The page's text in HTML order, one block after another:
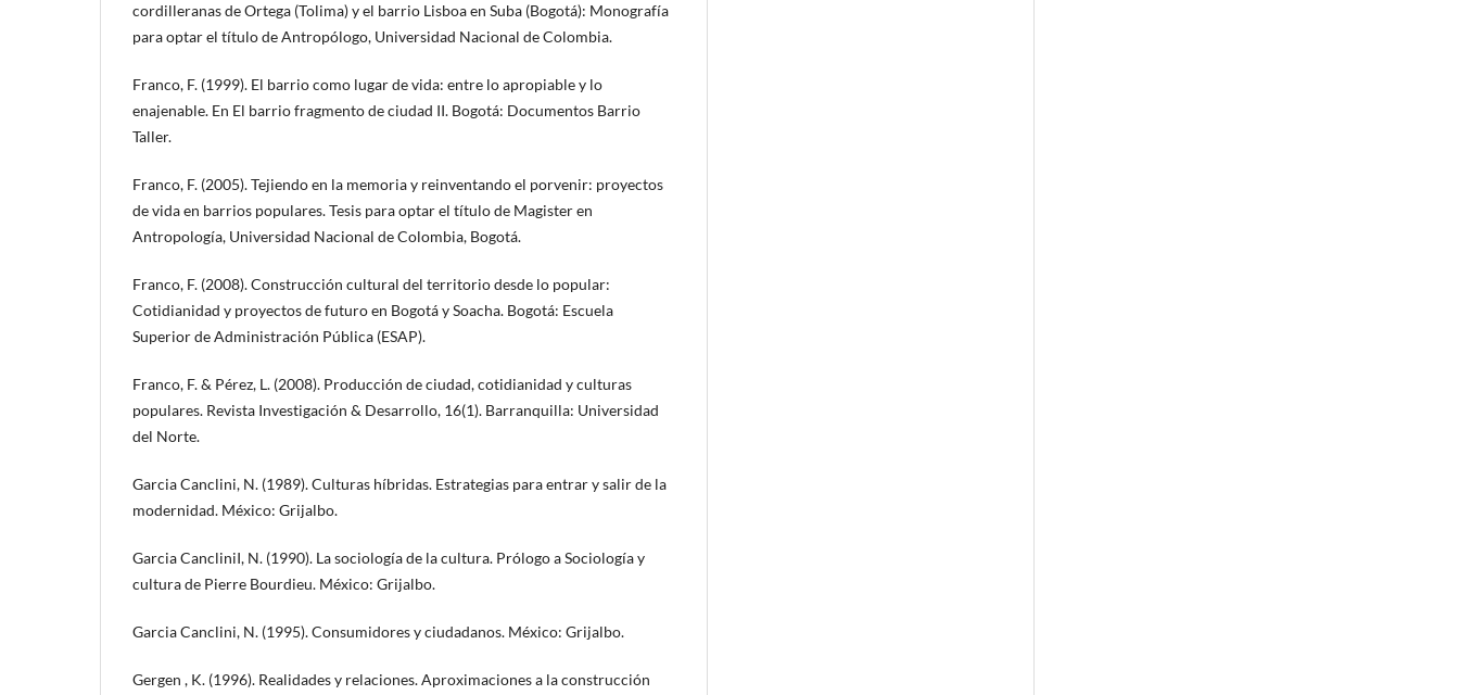
cordilleranas de Ortega (Tolima) y el barrio Lisboa en Suba (Bogotá): Monografía
para optar el título de Antropólogo, Universidad Nacional de Colombia.
Franco, F. (1999). El barrio como lugar de vida: entre lo apropiable y lo
enajenable. En El barrio fragmento de ciudad II. Bogotá: Documentos Barrio
Taller.
Franco, F. (2005). Tejiendo en la memoria y reinventando el porvenir: proyectos
de vida en barrios populares. Tesis para optar el título de Magister en
Antropología, Universidad Nacional de Colombia, Bogotá.
Franco, F. (2008). Construcción cultural del territorio desde lo popular:
Cotidianidad y proyectos de futuro en Bogotá y Soacha. Bogotá: Escuela
Superior de Administración Pública (ESAP).
Franco, F. & Pérez, L. (2008). Producción de ciudad, cotidianidad y culturas
populares. Revista Investigación & Desarrollo, 16(1). Barranquilla: Universidad
del Norte.
Garcia Canclini, N. (1989). Culturas híbridas. Estrategias para entrar y salir de la
modernidad. México: Grijalbo.
Garcia CancliniI, N. (1990). La sociología de la cultura. Prólogo a Sociología y
cultura de Pierre Bourdieu. México: Grijalbo.
Garcia Canclini, N. (1995). Consumidores y ciudadanos. México: Grijalbo.
Gergen , K. (1996). Realidades y relaciones. Aproximaciones a la construcción